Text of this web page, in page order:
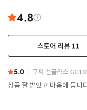
4.8
스토어 리뷰 11
5.0 구찌 선글라스
상품 잘 받았고 마음에 듭니